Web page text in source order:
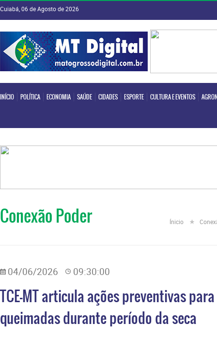
Cuiabá, 06 de Agosto de 2026
INÍCIO POLÍTICA ECONOMIA SAÚDE CIDADES ESPORTE CULTURA E EVENTOS
INÍCIO POLÍTICA ECONOMIA SAÚDE
Conexão Poder Ínicio
04/06/2026 09:30:00
TCE-MT articula ações preventivas
queimadas durante período da seca